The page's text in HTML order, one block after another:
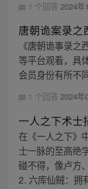
1 个回答 2024年
唐朝诡案录之
《唐朝诡事录
等平台观看，具
会员身份有所不同
1 个回答 2024年
一人之下术士
在《一人之下》
士一脉的至高绝
碰不得，像卢方
2. 六库仙贼：拥